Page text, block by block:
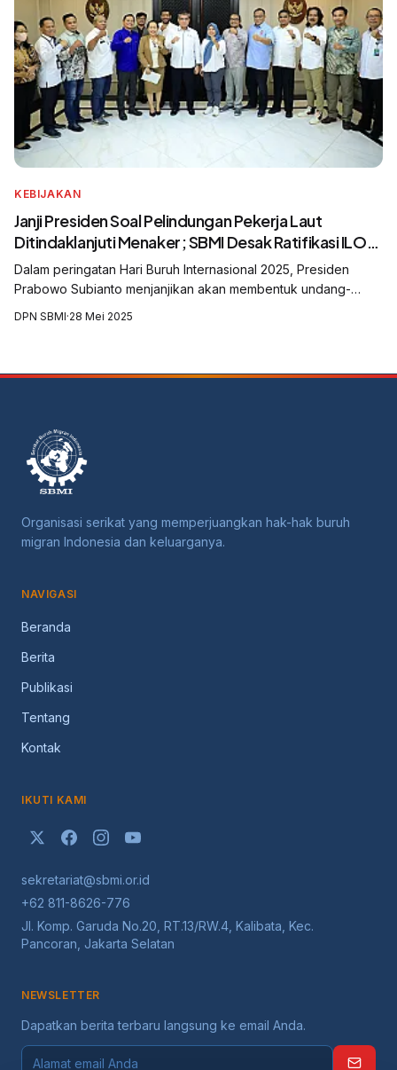
KEBIJAKAN
Janji Presiden Soal Pelindungan Pekerja Laut
Ditindaklanjuti Menaker; SBMI Desak Ratifikasi ILO
K188 untuk Pelindungan Nyata Awak Kapal Perikanan
Indonesia
Dalam peringatan Hari Buruh Internasional 2025, Presiden
Prabowo Subianto menjanjikan akan membentuk undang-
DPN SBMI·28 Mei 2025
Organisasi serikat yang memperjuangkan hak-hak buruh
migran Indonesia dan keluarganya.
NAVIGASI
Beranda
Berita
Publikasi
Tentang
Kontak
IKUTI KAMI
sekretariat@sbmi.or.id
+62 811-8626-776
Jl. Komp. Garuda No.20, RT.13/RW.4, Kalibata, Kec.
Pancoran, Jakarta Selatan
NEWSLETTER
Dapatkan berita terbaru langsung ke email Anda.